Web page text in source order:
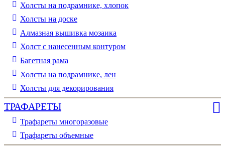
Холсты на подрамнике, хлопок
Холсты на доске
Алмазная вышивка мозаика
Холст с нанесенным контуром
Багетная рама
Холсты на подрамнике, лен
Холсты для декорирования
ТРАФАРЕТЫ
Трафареты многоразовые
Трафареты объемные